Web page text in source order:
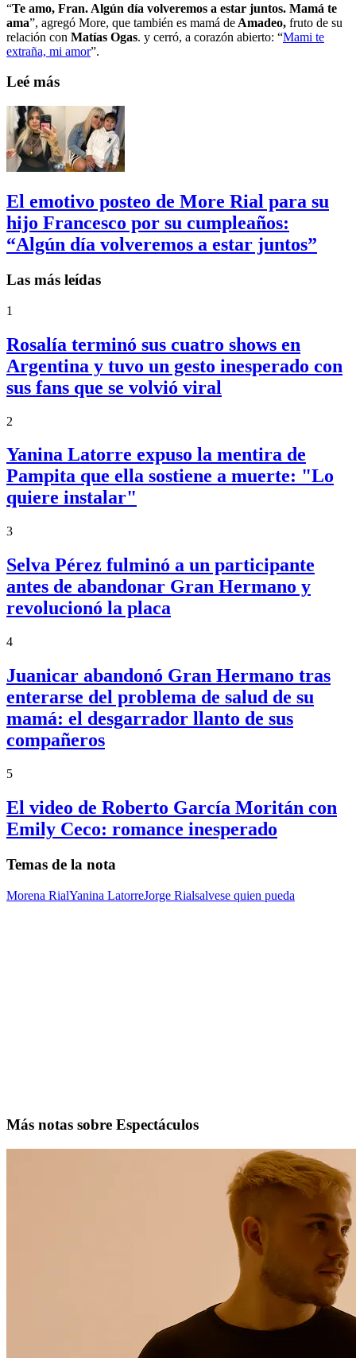
“Te amo, Fran. Algún día volveremos a estar juntos. Mamá te
ama”, agregó More, que también es mamá de Amadeo, fruto de su
relación con Matías Ogas. y cerró, a corazón abierto: “Mami te
extraña, mi amor”.
Leé más
El emotivo posteo de More Rial para su
hijo Francesco por su cumpleaños:
“Algún día volveremos a estar juntos”
Las más leídas
1
Rosalía terminó sus cuatro shows en
Argentina y tuvo un gesto inesperado con
sus fans que se volvió viral
2
Yanina Latorre expuso la mentira de
Pampita que ella sostiene a muerte: "Lo
quiere instalar"
3
Selva Pérez fulminó a un participante
antes de abandonar Gran Hermano y
revolucionó la placa
4
Juanicar abandonó Gran Hermano tras
enterarse del problema de salud de su
mamá: el desgarrador llanto de sus
compañeros
5
El video de Roberto García Moritán con
Emily Ceco: romance inesperado
Temas de la nota
Morena RialYanina LatorreJorge Rialsalvese quien pueda
Más notas sobre Espectáculos